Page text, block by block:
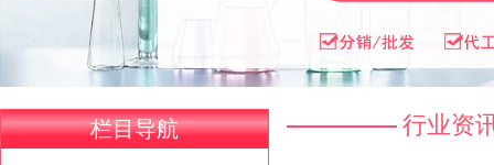
栏目导航 行业资